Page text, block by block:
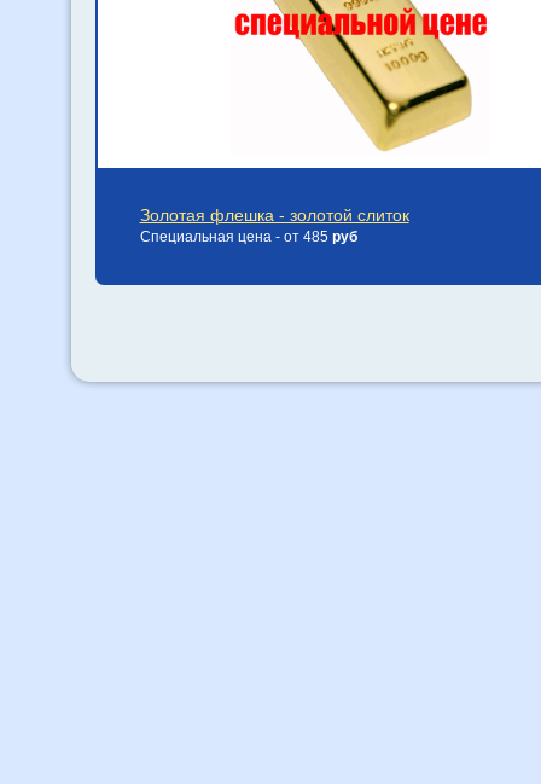
Золотая флешка - золотой слиток
Специальная цена - от 485 руб